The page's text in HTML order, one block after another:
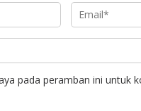
pada peramban ini untuk